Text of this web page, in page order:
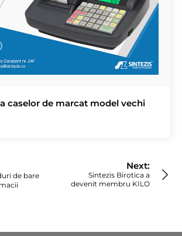
caselor de marcat model vechi
de bare
Next:
Sintezis Birotica a
devenit membru KILO